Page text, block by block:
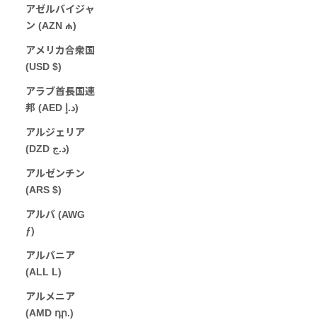
アゼルバイジャ
ン (AZN ₼)
アメリカ合衆国
(USD $)
アラブ首長国連
邦 (AED د.إ)
アルジェリア
(DZD د.ج)
アルゼンチン
(ARS $)
アルバ (AWG
ƒ)
アルバニア
(ALL L)
アルメニア
(AMD դր.)